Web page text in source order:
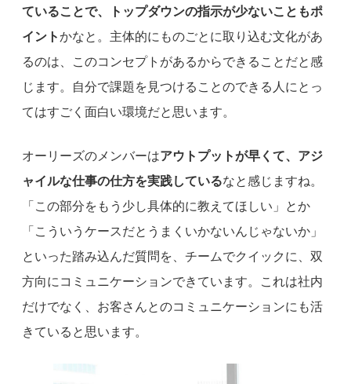
ていることで、トップダウンの指示が少ないこともポ
イントかなと。主体的にものごとに取り込む文化があ
るのは、このコンセプトがあるからできることだと感
じます。自分で課題を見つけることのできる人にとっ
てはすごく面白い環境だと思います。
オーリーズのメンバーはアウトプットが早くて、アジ
ャイルな仕事の仕方を実践しているなと感じますね。
「この部分をもう少し具体的に教えてほしい」とか
「こういうケースだとうまくいかないんじゃないか」
といった踏み込んだ質問を、チームでクイックに、双
方向にコミュニケーションできています。これは社内
だけでなく、お客さんとのコミュニケーションにも活
きていると思います。